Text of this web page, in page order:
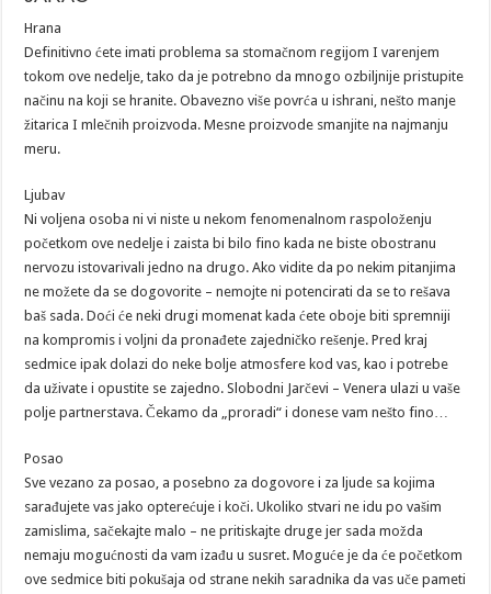
Hrana
Definitivno ćete imati problema sa stomačnom regijom I varenjem
tokom ove nedelje, tako da je potrebno da mnogo ozbiljnije pristupite
načinu na koji se hranite. Obavezno više povrća u ishrani, nešto manje
žitarica I mlečnih proizvoda. Mesne proizvode smanjite na najmanju
meru.
Ljubav
Ni voljena osoba ni vi niste u nekom fenomenalnom raspoloženju
početkom ove nedelje i zaista bi bilo fino kada ne biste obostranu
nervozu istovarivali jedno na drugo. Ako vidite da po nekim pitanjima
ne možete da se dogovorite – nemojte ni potencirati da se to rešava
baš sada. Doći će neki drugi momenat kada ćete oboje biti spremniji
na kompromis i voljni da pronađete zajedničko rešenje. Pred kraj
sedmice ipak dolazi do neke bolje atmosfere kod vas, kao i potrebe
da uživate i opustite se zajedno. Slobodni Jarčevi – Venera ulazi u vaše
polje partnerstava. Čekamo da „proradi“ i donese vam nešto fino…
Posao
Sve vezano za posao, a posebno za dogovore i za ljude sa kojima
sarađujete vas jako opterećuje i koči. Ukoliko stvari ne idu po vašim
zamislima, sačekajte malo – ne pritiskajte druge jer sada možda
nemaju mogućnosti da vam izađu u susret. Moguće je da će početkom
ove sedmice biti pokušaja od strane nekih saradnika da vas uče pameti